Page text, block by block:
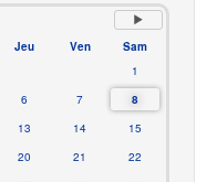
Jeu Ven
Sam
1
6 7
8
13 14
15
20 21
22